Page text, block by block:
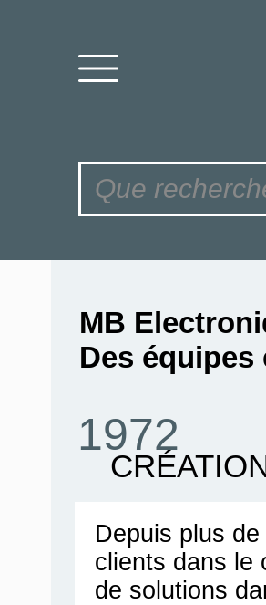
1972
MB
Des
Depuis plus
clients dans le
de solutions